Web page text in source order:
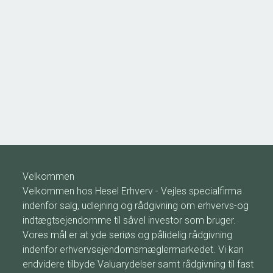
1.237.500 kr. / år
Velkommen
Velkommen hos Hesel Erhverv - Vejles specialfirma
indenfor salg, udlejning og rådgivning om erhvervs-og
indtægtsejendomme til såvel investor som bruger.
Vores mål er at yde seriøs og pålidelig rådgivning
indenfor erhvervsejendomsmæglermarkedet. Vi kan
endvidere tilbyde Valuarydelser samt rådgivning til fast